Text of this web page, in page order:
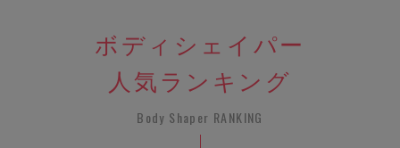
ボディシェイパー
人気ランキング
Body Shaper RANKING